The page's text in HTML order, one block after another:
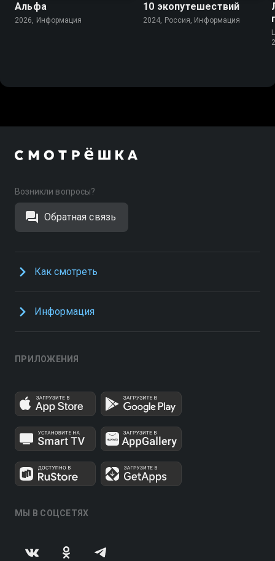
Альфа
2026, Информация
10 экопутешествий
2024, Россия, Информация
Возникли вопросы?
Обратная связь
Как смотреть
Информация
ПРИЛОЖЕНИЯ
МЫ В СОЦСЕТЯХ